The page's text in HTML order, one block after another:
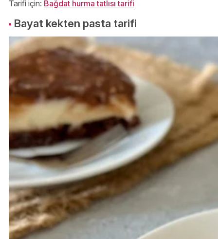
Tarifi için: Bağdat hurma tatlısı tarifi
Bayat kekten pasta tarifi